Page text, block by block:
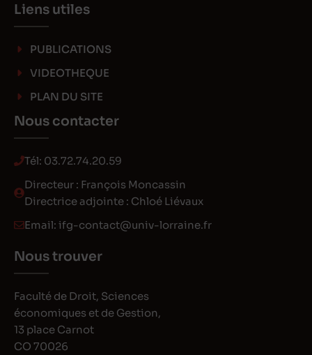
Liens utiles
PUBLICATIONS
VIDEOTHEQUE
PLAN DU SITE
Nous contacter
Tél: 03.72.74.20.59
Directeur : François Moncassin
Directrice adjointe : Chloé Liévaux
Email: ifg-contact@univ-lorraine.fr
Nous trouver
Faculté de Droit, Sciences
économiques et de Gestion,
13 place Carnot
CO 70026